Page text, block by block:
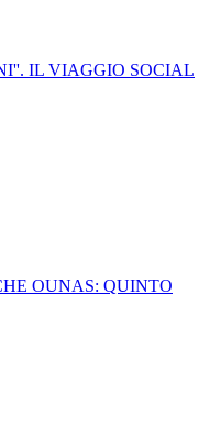
IL VIAGGIO SOCIAL
OUNAS: QUINTO